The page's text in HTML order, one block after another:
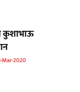
कुशाभाऊ
Mar-2020